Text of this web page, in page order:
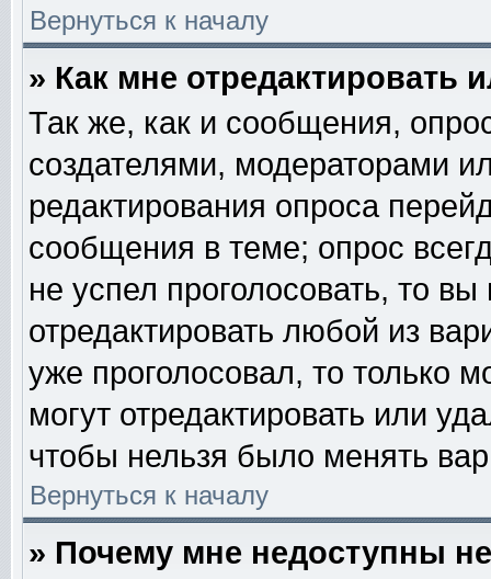
Вернуться к началу
» Как мне отредактировать
Так же, как и сообщения,
создателями, модераторами
редактирования опроса
сообщения в теме; опрос
не успел проголосовать, то
отредактировать любой из
уже проголосовал, то только
могут отредактировать или
чтобы нельзя было менять
Вернуться к началу
» Почему мне недоступны